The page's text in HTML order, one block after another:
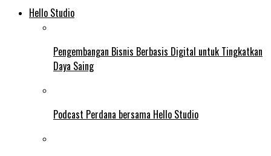
Hello Studio
Pengembangan Bisnis Berbasis Digital untuk Tingkatkan
Daya Saing
Podcast Perdana bersama Hello Studio